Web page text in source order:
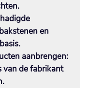
en
aanbrengen:
van de fabrikant